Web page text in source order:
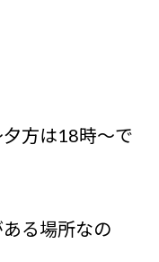
方は18時～で
る場所なの